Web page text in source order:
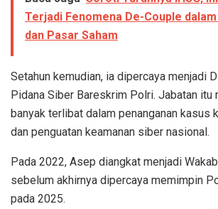
Terjadi Fenomena De-Couple
dan Pasar Saham
Setahun kemudian, ia dipercaya menjadi
Pidana Siber Bareskrim Polri. Jabatan itu
banyak terlibat dalam penanganan kasus
dan penguatan keamanan siber nasional.
Pada 2022, Asep diangkat menjadi
sebelum akhirnya dipercaya memimpin
pada 2025.